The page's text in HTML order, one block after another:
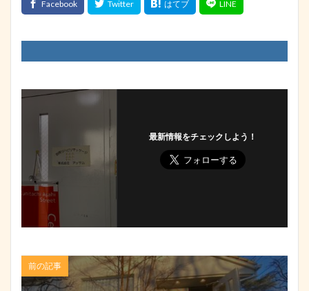
最新情報をチェックしよう！
前の記事